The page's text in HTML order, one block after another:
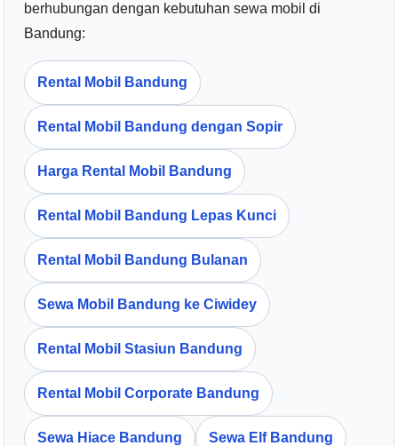
berhubungan dengan kebutuhan sewa mobil di
Bandung:
Rental Mobil Bandung
Rental Mobil Bandung dengan Sopir
Harga Rental Mobil Bandung
Rental Mobil Bandung Lepas Kunci
Rental Mobil Bandung Bulanan
Sewa Mobil Bandung ke Ciwidey
Rental Mobil Stasiun Bandung
Rental Mobil Corporate Bandung
Sewa Hiace Bandung Sewa Elf Bandung